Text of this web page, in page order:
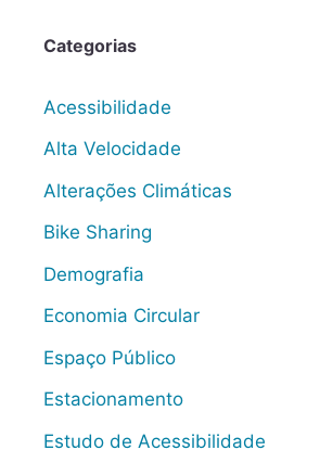
Categorias
Acessibilidade
Alta Velocidade
Alterações Climáticas
Bike Sharing
Demografia
Economia Circular
Espaço Público
Estacionamento
Estudo de Acessibilidade